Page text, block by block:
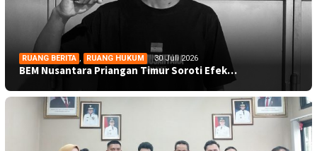
RUANG BERITA , RUANG HUKUM 30 Juli 2026
BEM Nusantara Priangan Timur Soroti Efek…